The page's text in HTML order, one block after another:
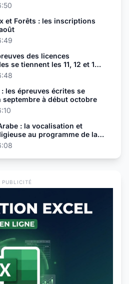
et Forêts : les inscriptions
des licences
se tiennent les 11, 12 et 13
les épreuves écrites se
septembre à début octobre
: la vocalisation et
au programme de la
PUBLICITÉ